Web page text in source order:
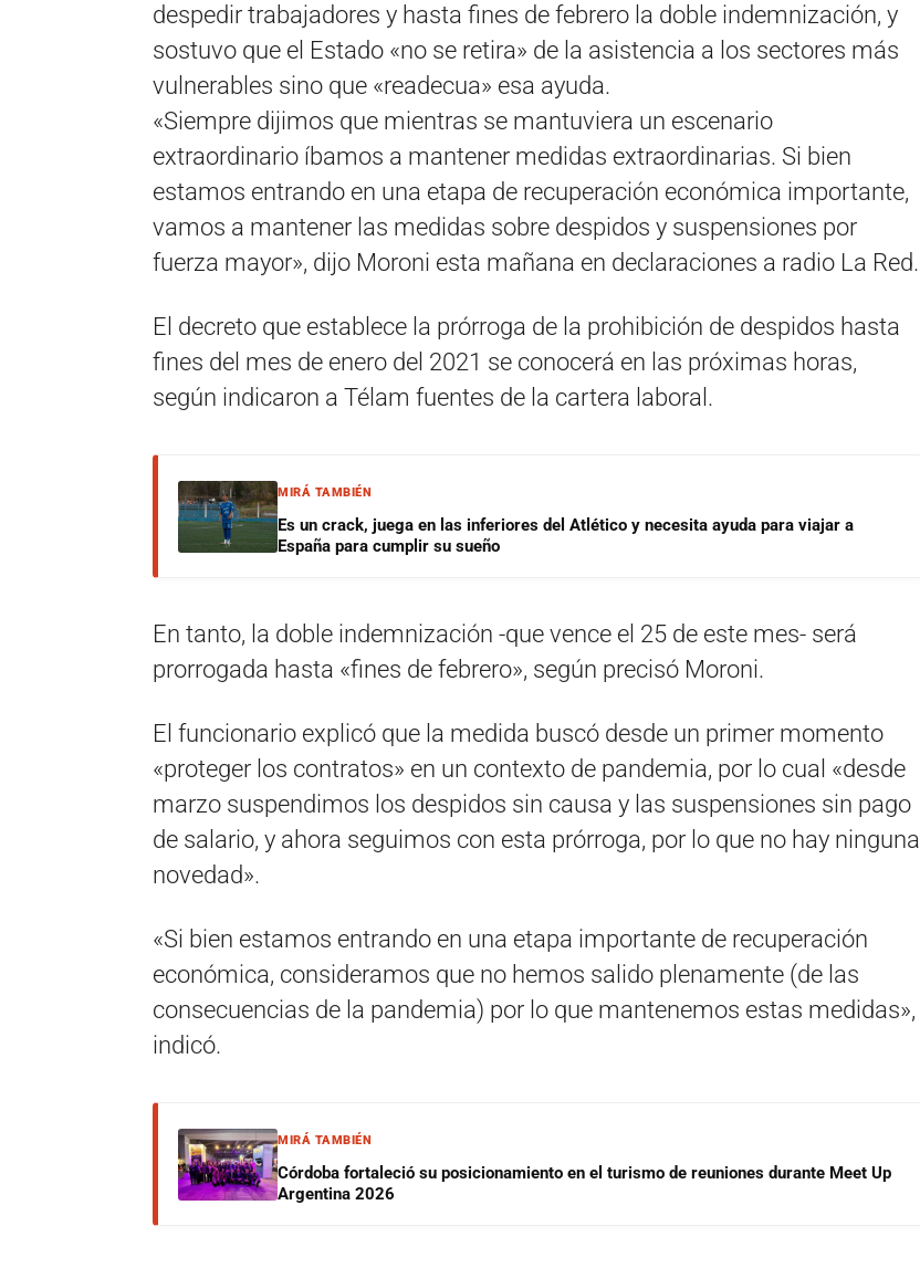
despedir trabajadores y hasta fines de febrero la doble indemnización, y
sostuvo que el Estado «no se retira» de la asistencia a los sectores más
vulnerables sino que «readecua» esa ayuda.
«Siempre dijimos que mientras se mantuviera un escenario
extraordinario íbamos a mantener medidas extraordinarias. Si bien
estamos entrando en una etapa de recuperación económica importante,
vamos a mantener las medidas sobre despidos y suspensiones por
fuerza mayor», dijo Moroni esta mañana en declaraciones a radio La Red.
El decreto que establece la prórroga de la prohibición de despidos hasta
fines del mes de enero del 2021 se conocerá en las próximas horas,
según indicaron a Télam fuentes de la cartera laboral.
MIRÁ TAMBIÉN
Es un crack, juega en las inferiores del Atlético y necesita ayuda para viajar a
España para cumplir su sueño
En tanto, la doble indemnización -que vence el 25 de este mes- será
prorrogada hasta «fines de febrero», según precisó Moroni.
El funcionario explicó que la medida buscó desde un primer momento
«proteger los contratos» en un contexto de pandemia, por lo cual «desde
marzo suspendimos los despidos sin causa y las suspensiones sin pago
de salario, y ahora seguimos con esta prórroga, por lo que no hay ninguna
novedad».
«Si bien estamos entrando en una etapa importante de recuperación
económica, consideramos que no hemos salido plenamente (de las
consecuencias de la pandemia) por lo que mantenemos estas medidas»,
indicó.
MIRÁ TAMBIÉN
Córdoba fortaleció su posicionamiento en el turismo de reuniones durante Meet Up
Argentina 2026